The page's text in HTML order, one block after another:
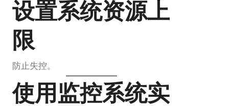
设置系统资源上
限
防止失控。
使用监控系统实